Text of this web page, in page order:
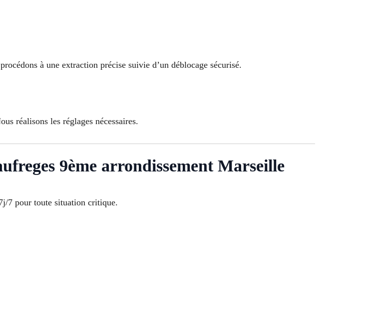
à une extraction précise suivie d’un déblocage sécurisé.
réalisons les réglages nécessaires.
9ème arrondissement Marseille
7 pour toute situation critique.